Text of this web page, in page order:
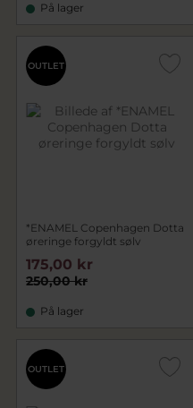
På lager
OUTLET
*ENAMEL Copenhagen Dotta
øreringe forgyldt sølv
250,00 kr
175,00 kr
På lager
OUTLET